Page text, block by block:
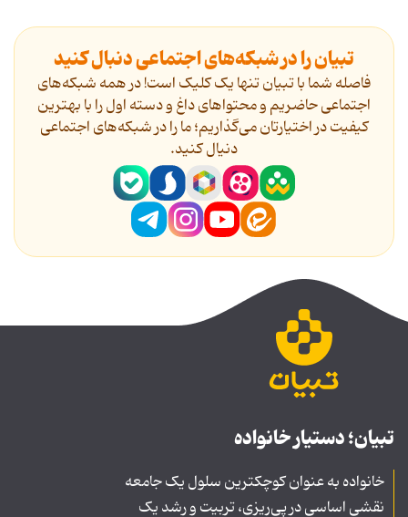
تبیان را در شبکه‌های اجتماعی دنبال کنید
فاصله شما با تبیان تنها یک کلیک است! در همه شبکه‌های
اجتماعی حاضریم و محتواهای داغ و دسته اول را با بهترین
کیفیت در اختیارتان می‌گذاریم؛ ما را در شبکه‌های اجتماعی
دنیال کنید.
تبیان؛ دستیار خانواده
خانواده به عنوان کوچکترین سلول یک جامعه
نقشی اساسی در پی‌ریزی، تربیت و رشد یک